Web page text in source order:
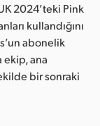
2024’teki Pink
kullandığını
abonelik
ekip, ana
bir sonraki